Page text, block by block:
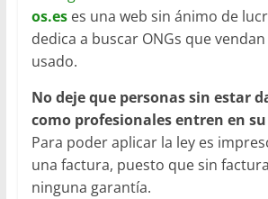
os.es es una web sin ánimo de
dedica a buscar ONGs que
usado.
No deje que personas sin estar
como profesionales entren en
Para poder aplicar la ley es
una factura, puesto que sin
ninguna garantía.